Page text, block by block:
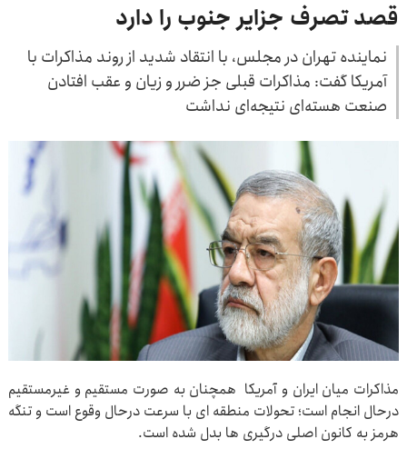
قصد تصرف جزایر جنوب را دارد
نماینده تهران در مجلس، با انتقاد شدید از روند مذاکرات با
آمریکا گفت: مذاکرات قبلی جز ضرر و زیان و عقب افتادن
صنعت هسته‌ای نتیجه‌ای نداشت
مذاکرات میان ایران و آمریکا همچنان به صورت مستقیم و غیرمستقیم
درحال انجام است؛ تحولات منطقه ای با سرعت درحال وقوع است و تنگه
هرمز به کانون اصلی درگیری ها بدل شده است.